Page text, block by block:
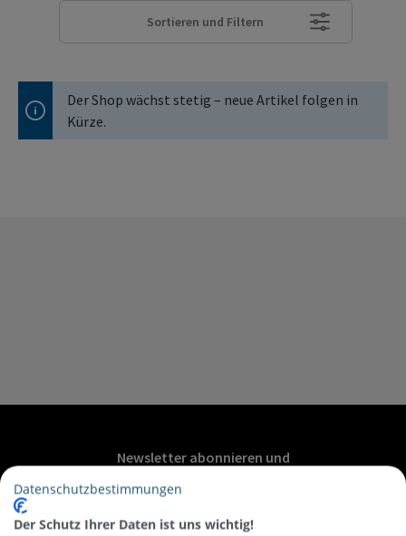
Sortieren und Filtern
Der Shop wächst stetig – neue Artikel folgen in
Kürze.
Newsletter abonnieren und
Angebote und vieles mehr wartet auf
Datenschutzbestimmungen
Der Schutz Ihrer Daten ist uns wichtig!